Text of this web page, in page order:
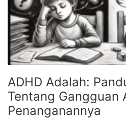
ADHD Adalah:
Tentang Gangguan
Penanganannya